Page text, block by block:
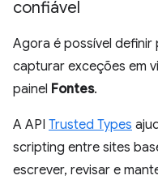
confiável
Agora é possível
capturar exceções em
painel Fontes.
A API Trusted Types
scripting entre sites
escrever, revisar e